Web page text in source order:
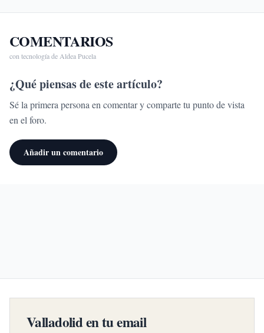
COMENTARIOS
con tecnología de Aldea Pucela
¿Qué piensas de este artículo?
Sé la primera persona en comentar y comparte tu punto de vista
en el foro.
Añadir un comentario
Valladolid en tu email